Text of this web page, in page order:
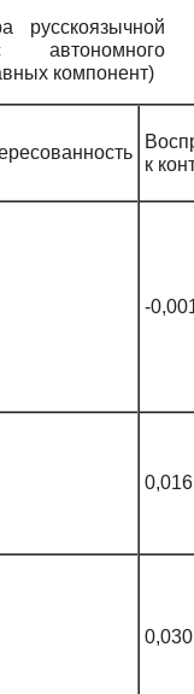
русскоязычной
автономного
компонент)
к
-
0,016
0,030